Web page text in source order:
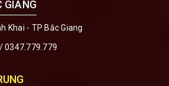
GIANG
Khai - TP Bắc Giang
/0347.779.779